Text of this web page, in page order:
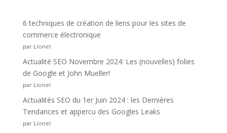
6 techniques de création de liens pour les sites de
commerce électronique
par Lionel
Actualité SEO Novembre 2024: Les (nouvelles) folies
de Google et John Mueller!
par Lionel
Actualités SEO du 1er Juin 2024 : les Dernières
Tendances et appercu des Googles Leaks
par Lionel